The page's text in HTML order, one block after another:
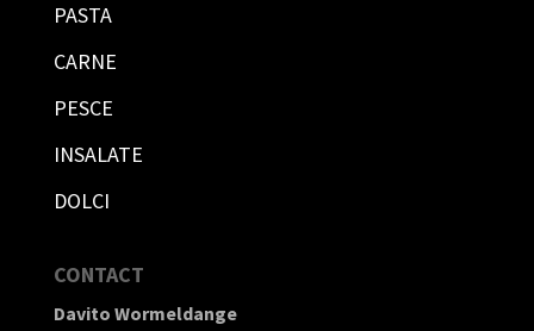
PASTA
CARNE
PESCE
INSALATE
DOLCI
CONTACT
Davito Wormeldange